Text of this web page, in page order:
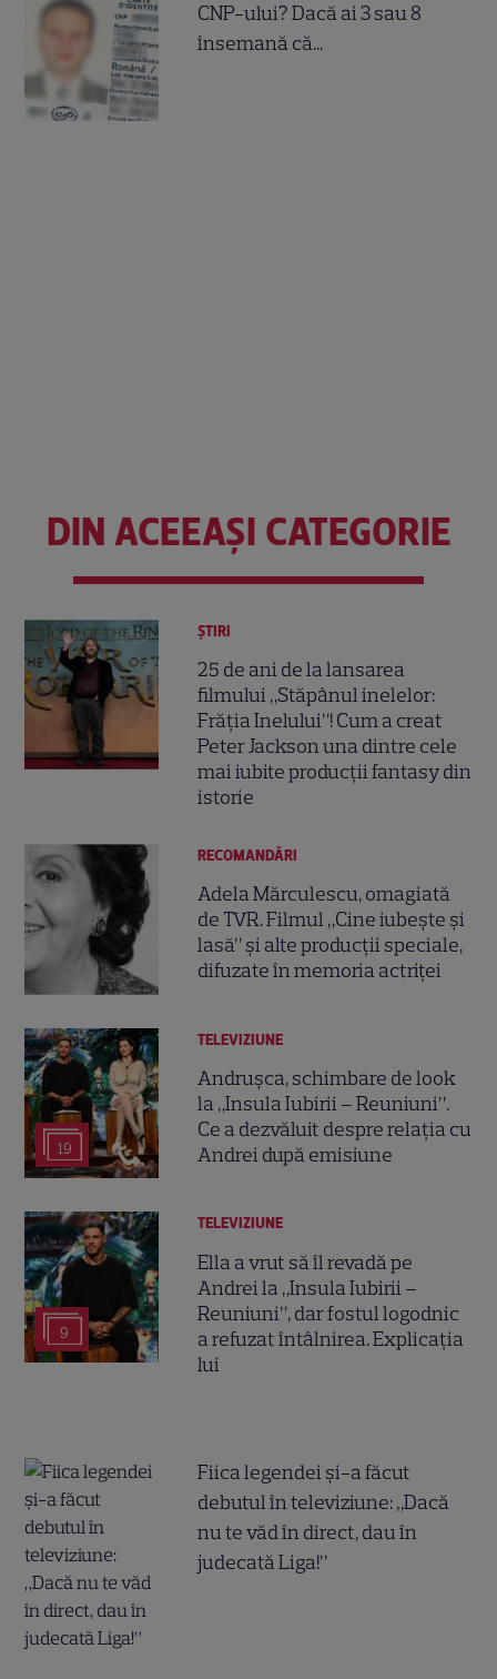
CNP-ului? Dacă ai 3 sau 8
însemană că...
DIN ACEEAȘI CATEGORIE
ȘTIRI
25 de ani de la lansarea
filmului „Stăpânul inelelor:
Frăția Inelului”! Cum a creat
Peter Jackson una dintre cele
mai iubite producții fantasy din
istorie
RECOMANDĂRI
Adela Mărculescu, omagiată
de TVR. Filmul „Cine iubește și
lasă” și alte producții speciale,
difuzate în memoria actriței
19
TELEVIZIUNE
Andrușca, schimbare de look
la „Insula Iubirii – Reuniuni”.
Ce a dezvăluit despre relația cu
Andrei după emisiune
9
TELEVIZIUNE
Ella a vrut să îl revadă pe
Andrei la „Insula Iubirii –
Reuniuni”, dar fostul logodnic
a refuzat întâlnirea. Explicația
lui
Fiica legendei și-a făcut
debutul în televiziune: „Dacă
nu te văd în direct, dau în
judecată Liga!”